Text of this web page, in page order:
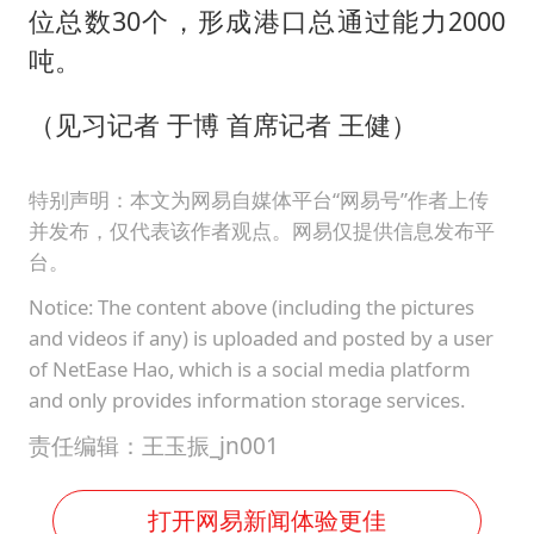
位总数30个，形成港口总通过能力2000
吨。
（见习记者 于博 首席记者 王健）
特别声明：本文为网易自媒体平台“网易号”作者上传
并发布，仅代表该作者观点。网易仅提供信息发布平
台。
Notice: The content above (including the pictures
and videos if any) is uploaded and posted by a user
of NetEase Hao, which is a social media platform
and only provides information storage services.
责任编辑：王玉振_jn001
打开网易新闻体验更佳